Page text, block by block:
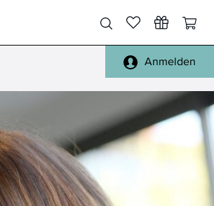
Füße, Hände
Haare
Täschchen
Spiegel
Anmelden